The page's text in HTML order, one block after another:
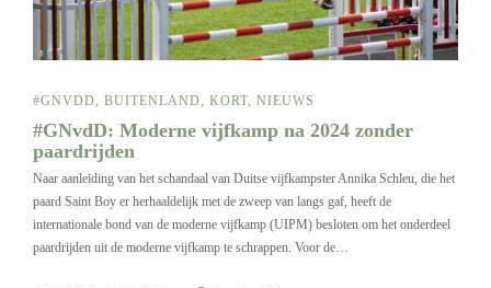
#GNVDD BUITENLAND KORT NIEUWS
#GNvdD: Moderne vijfkamp na 2024 zonder
paardrijden
Naar aanleiding van het schandaal van Duitse vijfkampster Annika Schleu, die het
paard Saint Boy er herhaaldelijk met de zweep van langs gaf, heeft de
internationale bond van de moderne vijfkamp (UIPM) besloten om het onderdeel
paardrijden uit de moderne vijfkamp te schrappen. Voor de…